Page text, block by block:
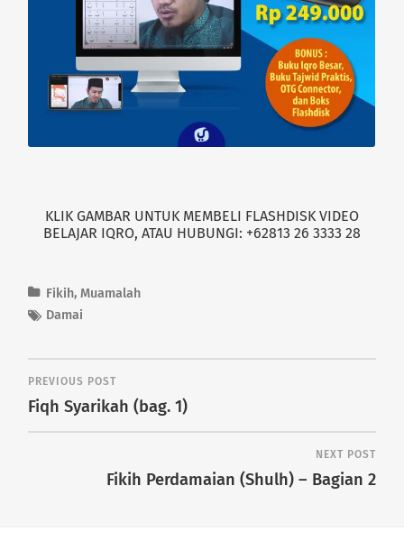
KLIK GAMBAR UNTUK MEMBELI FLASHDISK VIDEO
BELAJAR IQRO, ATAU HUBUNGI: +62813 26 3333 28
Fikih,Muamalah
Damai
PREVIOUS POST
Fiqh Syarikah (bag. 1)
NEXT POST
Fikih Perdamaian (Shulh) – Bagian 2